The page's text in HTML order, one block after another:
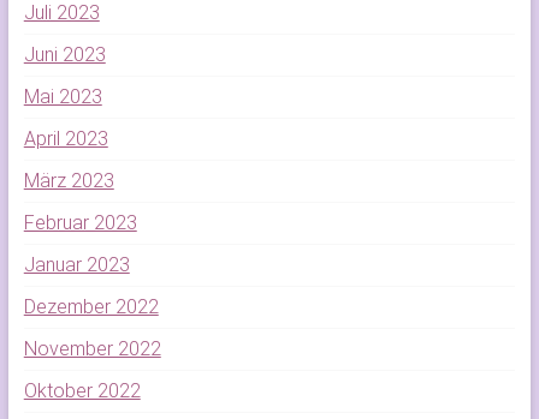
Juli 2023
Juni 2023
Mai 2023
April 2023
März 2023
Februar 2023
Januar 2023
Dezember 2022
November 2022
Oktober 2022